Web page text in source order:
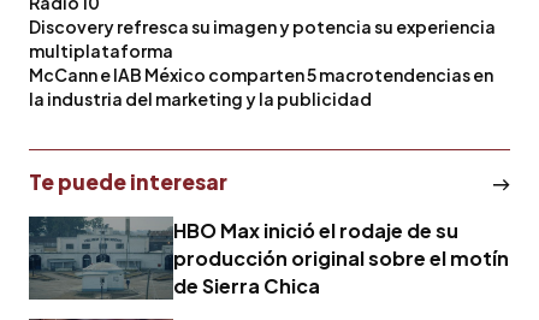
Discovery refresca su imagen y potencia su experiencia
multiplataforma
McCann e IAB México comparten 5 macrotendencias en
la industria del marketing y la publicidad
Te puede interesar
HBO Max inició el rodaje de su
producción original sobre el motín
de Sierra Chica